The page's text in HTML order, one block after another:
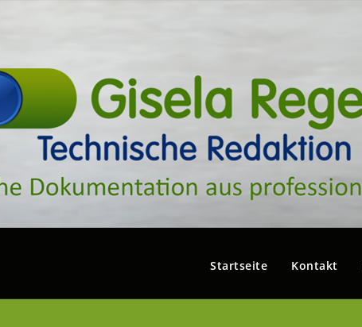
Startseite Kontakt